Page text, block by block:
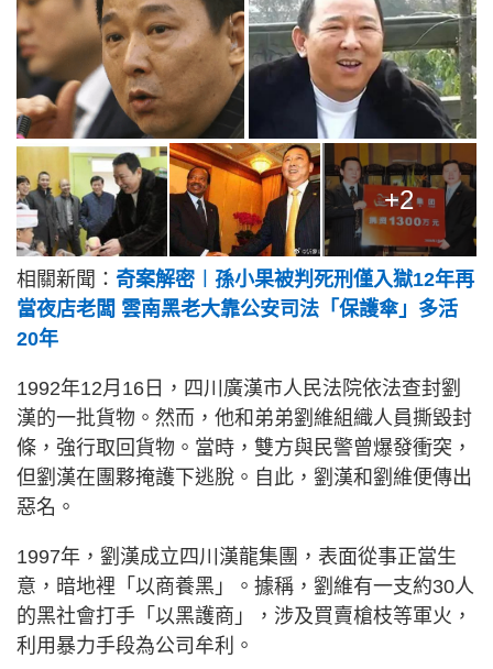
+2
相關新聞： 奇案解密︱孫小果被判死刑僅入獄12年再
當夜店老闆 雲南黑老大靠公安司法「保護傘」多活
20年
1992年12月16日，四川廣漢市人民法院依法查封劉
漢的一批貨物。然而，他和弟弟劉維組織人員撕毀封
條，強行取回貨物。當時，雙方與民警曾爆發衝突，
但劉漢在團夥掩護下逃脫。自此，劉漢和劉維便傳出
惡名。
1997年，劉漢成立四川漢龍集團，表面從事正當生
意，暗地裡「以商養黑」。據稱，劉維有一支約30人
的黑社會打手「以黑護商」，涉及買賣槍枝等軍火，
利用暴力手段為公司牟利。